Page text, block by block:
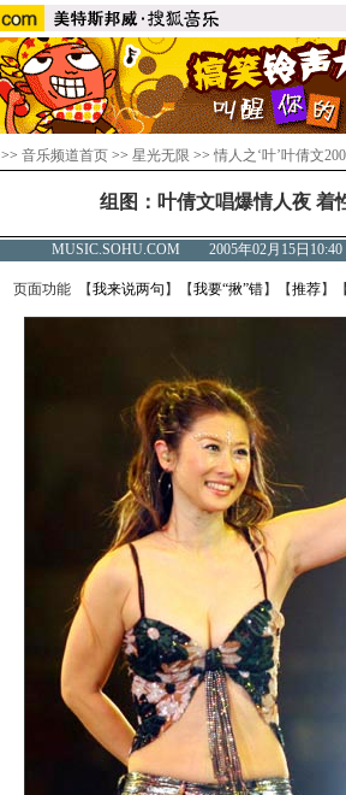
>> 音乐频道首页 >> 星光无限 >> 情人之‘叶’叶倩文
组图：叶倩文唱爆情人夜 着
MUSIC.SOHU.COM 2005年02月15日
页面功能 【我来说两句 】【我要“揪”错】【推荐】